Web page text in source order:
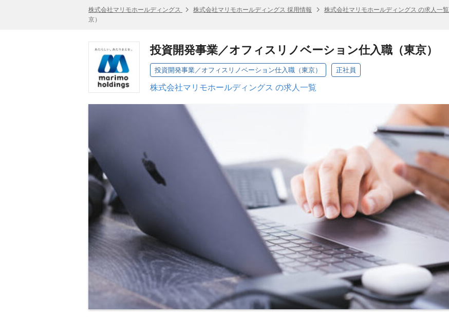
株式会社マリモホールディングス 株式会社マリモホールディングス 採用情報 株式会社マリモホールディングス の求人一覧
京）
投資開発事業／オフィスリノベーション仕入職（東京）
投資開発事業／オフィスリノベーション仕入職（東京） 正社員
株式会社マリモホールディングス の求人一覧